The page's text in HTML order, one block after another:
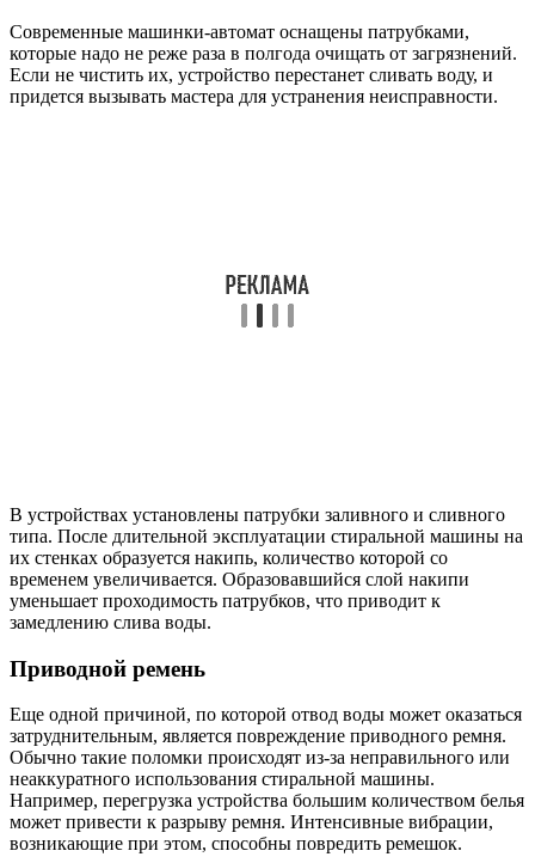
Современные машинки-автомат оснащены патрубками,
которые надо не реже раза в полгода очищать от загрязнений.
Если не чистить их, устройство перестанет сливать воду, и
придется вызывать мастера для устранения неисправности.
В устройствах установлены патрубки заливного и сливного
типа. После длительной эксплуатации стиральной машины на
их стенках образуется накипь, количество которой со
временем увеличивается. Образовавшийся слой накипи
уменьшает проходимость патрубков, что приводит к
замедлению слива воды.
Приводной ремень
Еще одной причиной, по которой отвод воды может оказаться
затруднительным, является повреждение приводного ремня.
Обычно такие поломки происходят из-за неправильного или
неаккуратного использования стиральной машины.
Например, перегрузка устройства большим количеством белья
может привести к разрыву ремня. Интенсивные вибрации,
возникающие при этом, способны повредить ремешок.